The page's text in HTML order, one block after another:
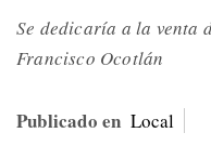
Se dedicaría a la venta
Francisco Ocotlán
Publicado en Local